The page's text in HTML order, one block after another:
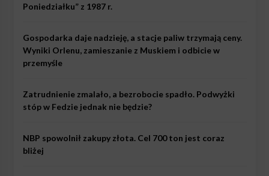
Poniedziałku” z 1987 r.
Gospodarka daje nadzieję, a stacje paliw trzymają ceny.
Wyniki Orlenu, zamieszanie z Muskiem i odbicie w
przemyśle
Zatrudnienie zmalało, a bezrobocie spadło. Podwyżki
stóp w Fedzie jednak nie będzie?
NBP spowolnił zakupy złota. Cel 700 ton jest coraz
bliżej